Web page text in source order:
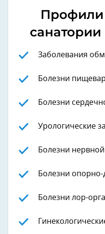
Профили
санатории
Заболевания
Болезни
Болезни
Урологические
Болезни
Болезни опорно-
Болезни лор-